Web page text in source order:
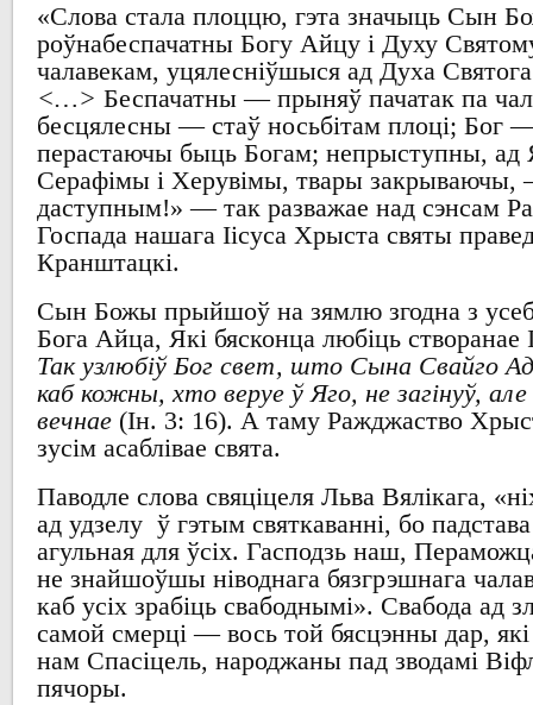
«Слова стала плоццю,гэта значыць Сын
роўнабеспачатны БогуАйцу і Духу
чалавекам,уцялесніўшыся адДуха
<…> Беспачатны —прыняў пачатак па
бесцялесны —стаў носьбітам плоці; Бог
перастаючы быць Богам;непрыступны,ад
Серафімы і Херувімы,твары закрываючы,
даступным!» — такразважае над сэнсам
Госпада нашага Іісуса Хрыста святы
Кранштацкі.
СынБожы прыйшоў на зямлю згодна з
БогаАйца,Які бясконца любіць створанае
Так узлюбіў Бог свет, што Сына Свайго
каб кожны, хто веруе ў Яго, не загінуў,
вечнае (Ін. 3: 16). Атаму Ражджаство
зусім асаблівае свята.
Паводле слова свяціцеля ЛьваВялікага, «
ад удзелу ў гэтым святкаванні, бо
агульная для ўсіх.Гасподзь наш,
не знайшоўшы ніводнага бязгрэшнага
каб усіх зрабіць свабоднымі». Свабода ад
самой смерці —вось той бясцэнны дар,
нам Спасіцель,народжаны пад зводамі
пячоры.